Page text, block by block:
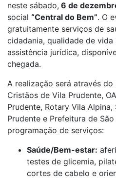
neste sábado, 6 de
social “Central do Bem”. O
gratuitamente serviços de
cidadania, qualidade de
assistência jurídica,
chegada.
A realização será através
Cristãos de Vila Prudente,
Prudente, Rotary Vila Alpina,
Prudente e Prefeitura de
programação de serviços:
Saúde/Bem-estar:
testes de glicemia,
cortes de cabelo e